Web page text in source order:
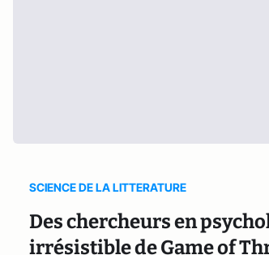
SCIENCE DE LA LITTERATURE
Des chercheurs en
irrésistible de Game of